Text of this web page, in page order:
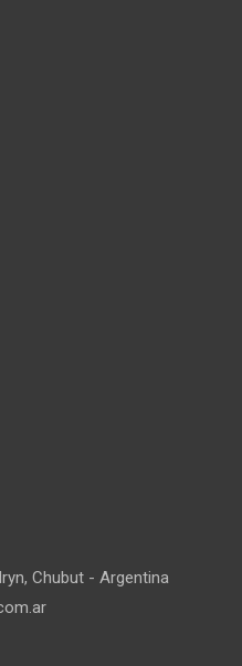
Chubut - Argentina